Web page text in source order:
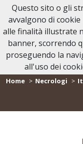
-
Home Necrologi
Questo sito o gli
avvalgono di
alle finalità illustrate
banner, scorrendo
proseguendo la
all'uso dei